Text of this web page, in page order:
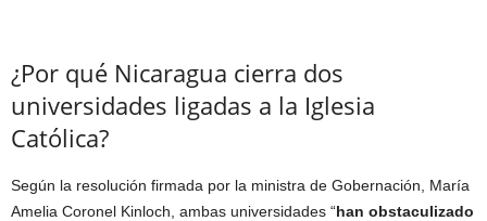
¿Por qué Nicaragua cierra dos
universidades ligadas a la Iglesia
Católica?
Según la resolución firmada por la ministra de Gobernación, María
Amelia Coronel Kinloch, ambas universidades “han obstaculizado